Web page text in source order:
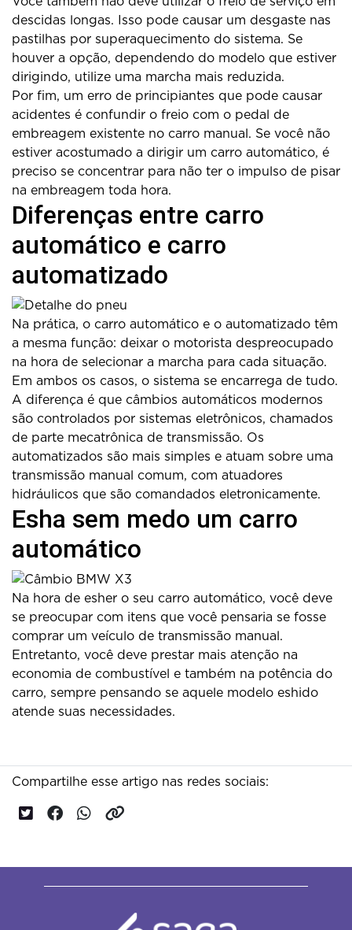
descidas longas. Isso pode causar um desgaste nas
pastilhas por superaquecimento do sistema. Se
houver a opção, dependendo do modelo que estiver
dirigindo, utilize uma marcha mais reduzida.
Por fim, um erro de principiantes que pode causar
acidentes é confundir o freio com o pedal de
embreagem existente no carro manual. Se você não
estiver acostumado a dirigir um carro automático, é
preciso se concentrar para não ter o impulso de pisar
na embreagem toda hora.
Diferenças entre carro
automático e carro
automatizado
Na prática, o carro automático e o automatizado têm
a mesma função: deixar o motorista despreocupado
na hora de selecionar a marcha para cada situação.
Em ambos os casos, o sistema se encarrega de tudo.
A diferença é que câmbios automáticos modernos
são controlados por sistemas eletrônicos, chamados
de parte mecatrônica de transmissão. Os
automatizados são mais simples e atuam sobre uma
transmissão manual comum, com atuadores
hidráulicos que são comandados eletronicamente.
Esha sem medo um carro
automático
Na hora de esher o seu carro automático, você deve
se preocupar com itens que você pensaria se fosse
comprar um veículo de transmissão manual.
Entretanto, você deve prestar mais atenção na
economia de combustível e também na potência do
carro, sempre pensando se aquele modelo eshido
atende suas necessidades.
Compartilhe esse artigo nas redes sociais: